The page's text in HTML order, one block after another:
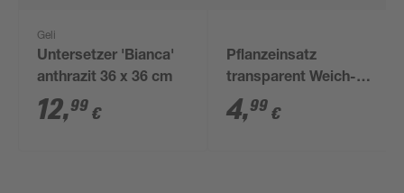
Geli
Untersetzer 'Bianca'
anthrazit 36 x 36 cm
12,99 €
Pflanzeinsatz
transparent Weich-
Polyethylen Ø 15 x 15
cm
4,99 €